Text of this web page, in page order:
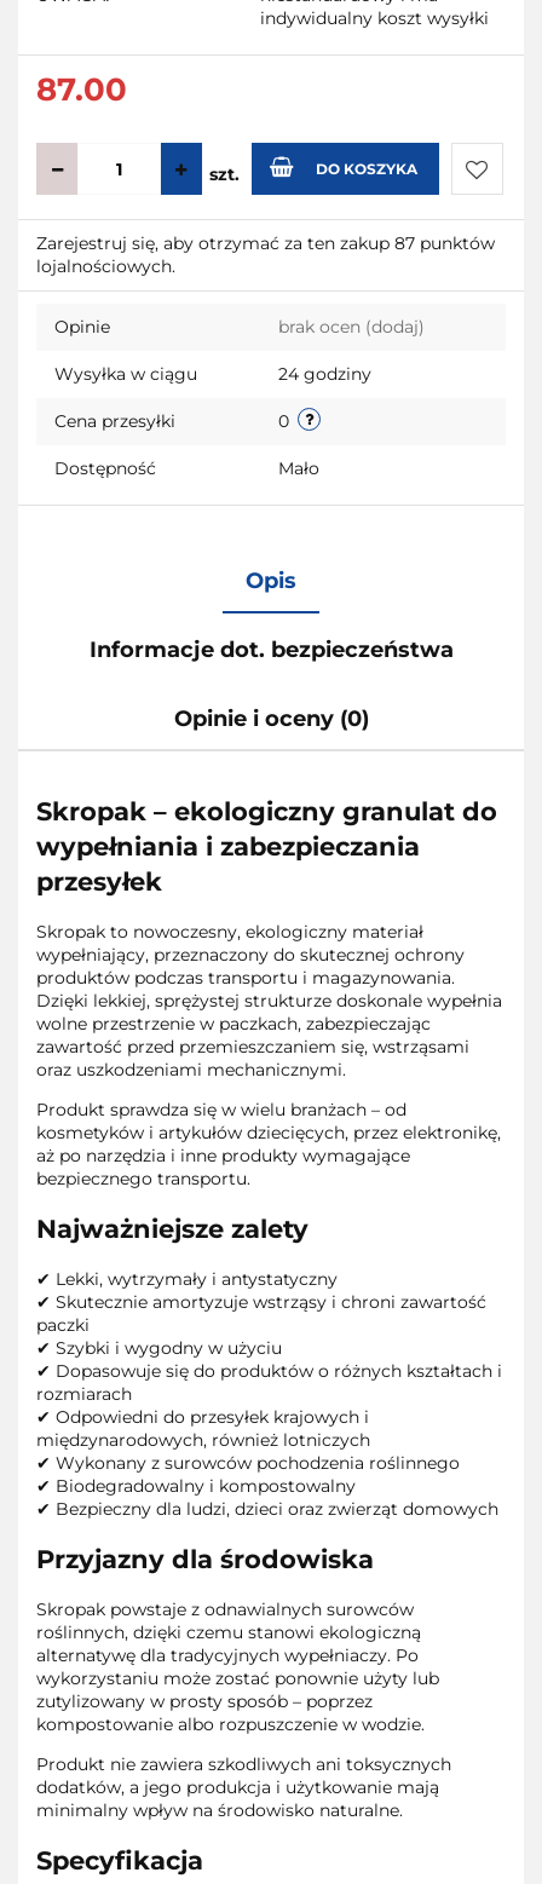
indywidualny koszt wysyłki
87.00
szt. DO KOSZYKA
Do
Zarejestruj się, aby otrzymać za ten zakup 87 punktów
lojalnościowych.
Opinie brak ocen (dodaj)
Wysyłka w ciągu 24 godziny
Cena przesyłki 0
Dostępność Mało
Opis
Informacje dot. bezpieczeństwa
Opinie i oceny (0)
Skropak – ekologiczny granulat do
wypełniania i zabezpieczania
przesyłek
Skropak to nowoczesny, ekologiczny materiał
wypełniający, przeznaczony do skutecznej ochrony
produktów podczas transportu i magazynowania.
Dzięki lekkiej, sprężystej strukturze doskonale wypełnia
wolne przestrzenie w paczkach, zabezpieczając
zawartość przed przemieszczaniem się, wstrząsami
oraz uszkodzeniami mechanicznymi.
Produkt sprawdza się w wielu branżach – od
kosmetyków i artykułów dziecięcych, przez elektronikę,
aż po narzędzia i inne produkty wymagające
bezpiecznego transportu.
Najważniejsze zalety
✔ Lekki, wytrzymały i antystatyczny
✔ Skutecznie amortyzuje wstrząsy i chroni zawartość
paczki
✔ Szybki i wygodny w użyciu
✔ Dopasowuje się do produktów o różnych kształtach i
rozmiarach
✔ Odpowiedni do przesyłek krajowych i
międzynarodowych, również lotniczych
✔ Wykonany z surowców pochodzenia roślinnego
✔ Biodegradowalny i kompostowalny
✔ Bezpieczny dla ludzi, dzieci oraz zwierząt domowych
Przyjazny dla środowiska
Skropak powstaje z odnawialnych surowców
roślinnych, dzięki czemu stanowi ekologiczną
alternatywę dla tradycyjnych wypełniaczy. Po
wykorzystaniu może zostać ponownie użyty lub
zutylizowany w prosty sposób – poprzez
kompostowanie albo rozpuszczenie w wodzie.
Produkt nie zawiera szkodliwych ani toksycznych
dodatków, a jego produkcja i użytkowanie mają
minimalny wpływ na środowisko naturalne.
Specyfikacja